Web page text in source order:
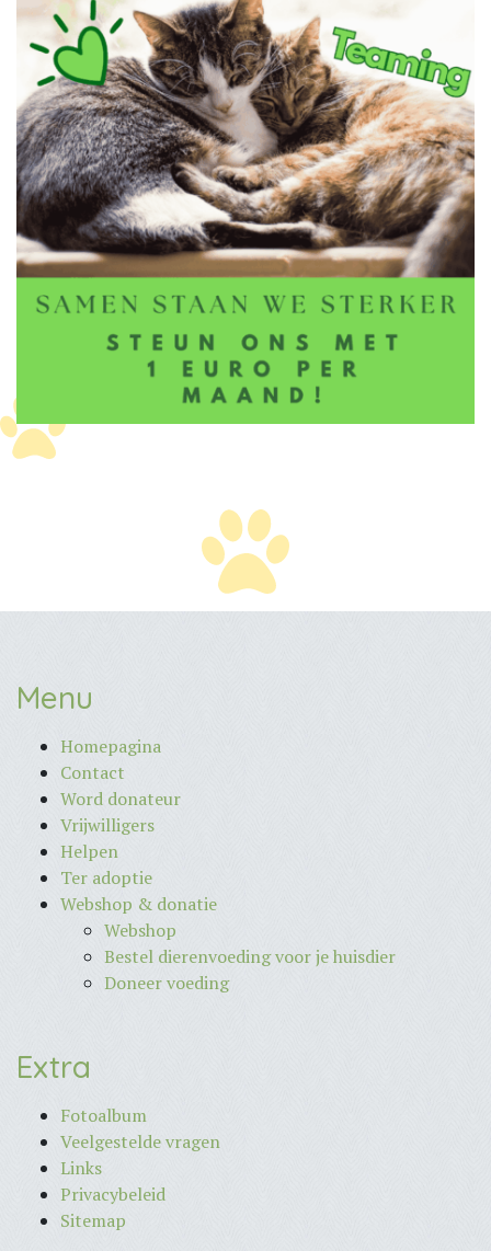
Menu
Homepagina
Contact
Word donateur
Vrijwilligers
Helpen
Ter adoptie
Webshop & donatie
Webshop
Bestel dierenvoeding voor je huisdier
Doneer voeding
Extra
Fotoalbum
Veelgestelde vragen
Links
Privacybeleid
Sitemap